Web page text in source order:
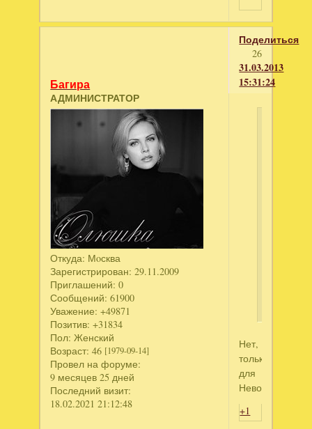
Поделиться
26
31.03.2013
15:31:24
Багира
АДМИНИСТРАТОР
Откуда: Мoсква
Зарегистрирован: 29.11.2009
Приглашений: 0
Сообщений: 61900
Уважение: +49871
Позитив: +31834
Пол: Женский
Возраст: 46 [1979-09-14]
Провел на форуме:
9 месяцев 25 дней
Последний визит:
18.02.2021 21:12:48
Нет,
только
для
Невософт.
+1